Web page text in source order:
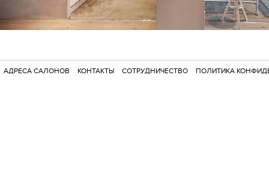
АДРЕСА САЛОНОВ КОНТАКТЫ СОТРУДНИЧЕСТВО ПОЛИТИКА